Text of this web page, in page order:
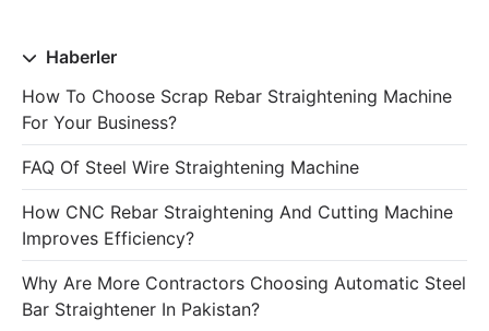
Haberler
How To Choose Scrap Rebar Straightening Machine
For Your Business?
FAQ Of Steel Wire Straightening Machine
How CNC Rebar Straightening And Cutting Machine
Improves Efficiency?
Why Are More Contractors Choosing Automatic Steel
Bar Straightener In Pakistan?